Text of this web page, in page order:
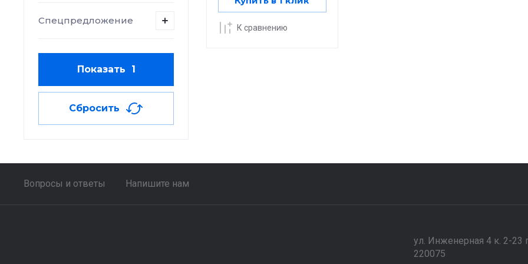
Спецпредложение
Показать 1
Сбросить
К сравнению
Вопросы и ответы Напишите нам
ул. Инженерная 4 к. 2-23
220075